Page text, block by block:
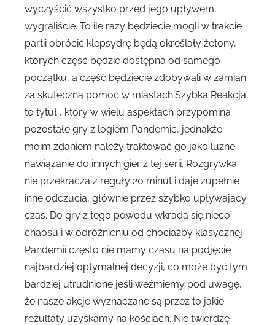
wyczyścić wszystko przed jego upływem,
wygraliście. To ile razy będziecie mogli w trakcie
partii obrócić klepsydrę będą określały żetony,
których część będzie dostępna od samego
początku, a część będziecie zdobywali w zamian
za skuteczną pomoc w miastach.Szybka Reakcja
to tytuł , który w wielu aspektach przypomina
pozostałe gry z logiem Pandemic, jednakże
moim zdaniem należy traktować go jako luźne
nawiązanie do innych gier z tej serii. Rozgrywka
nie przekracza z reguły 20 minut i daje zupełnie
inne odczucia, głównie przez szybko upływający
czas. Do gry z tego powodu wkrada się nieco
chaosu i w odróżnieniu od chociażby klasycznej
Pandemii często nie mamy czasu na podjęcie
najbardziej optymalnej decyzji, co może być tym
bardziej utrudnione jeśli weźmiemy pod uwagę,
że nasze akcje wyznaczane są przez to jakie
rezultaty uzyskamy na kościach. Nie twierdzę